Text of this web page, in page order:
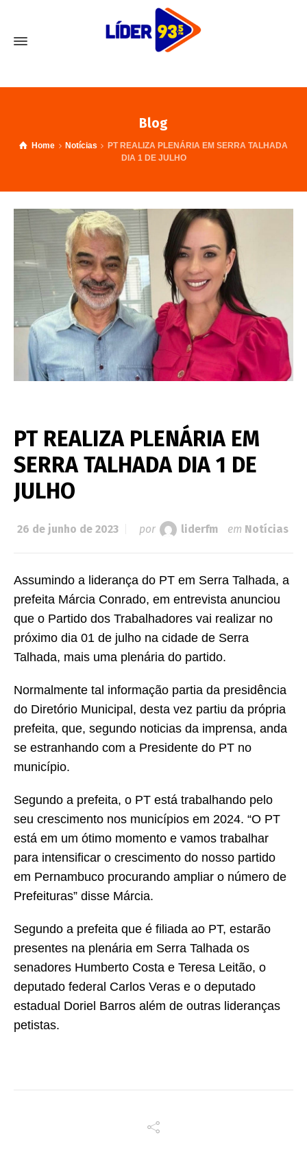
Blog
Home Notícias
PT REALIZA PLENÁRIA EM SERRA TALHADA
DIA 1 DE JULHO
PT REALIZA PLENÁRIA EM
SERRA TALHADA DIA 1 DE
JULHO
26 de junho de 2023 por liderfm em Notícias
Assumindo a liderança do PT em Serra Talhada, a
prefeita Márcia Conrado, em entrevista anunciou
que o Partido dos Trabalhadores vai realizar no
próximo dia 01 de julho na cidade de Serra
Talhada, mais uma plenária do partido.
Normalmente tal informação partia da presidência
do Diretório Municipal, desta vez partiu da própria
prefeita, que, segundo noticias da imprensa, anda
se estranhando com a Presidente do PT no
município.
Segundo a prefeita, o PT está trabalhando pelo
seu crescimento nos municípios em 2024. “O PT
está em um ótimo momento e vamos trabalhar
para intensificar o crescimento do nosso partido
em Pernambuco procurando ampliar o número de
Prefeituras” disse Márcia.
Segundo a prefeita que é filiada ao PT, estarão
presentes na plenária em Serra Talhada os
senadores Humberto Costa e Teresa Leitão, o
deputado federal Carlos Veras e o deputado
estadual Doriel Barros além de outras lideranças
petistas.